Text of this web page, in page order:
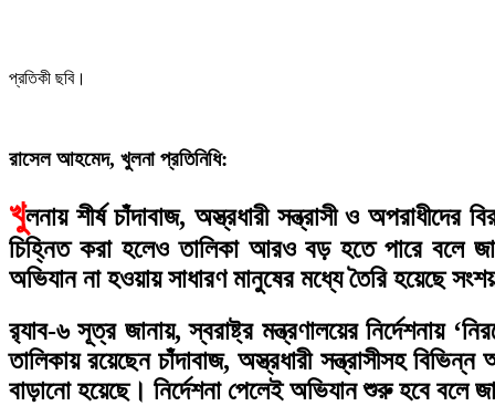
প্রতিকী ছবি।
রাসেল আহমেদ, খুলনা প্রতিনিধি:
খুলনায় শীর্ষ চাঁদাবাজ, অস্ত্রধারী সন্ত্রাসী ও
চিহ্নিত করা হলেও তালিকা আরও বড় হতে পারে বলে
অভিযান না হওয়ায় সাধারণ মানুষের মধ্যে তৈরি হয়েছে
র‌্যাব-৬ সূত্র জানায়, স্বরাষ্ট্র মন্ত্রণালয়ের নির্দেশনায়
তালিকায় রয়েছেন চাঁদাবাজ, অস্ত্রধারী সন্ত্রাসীসহ
বাড়ানো হয়েছে। নির্দেশনা পেলেই অভিযান শুরু হবে বলে